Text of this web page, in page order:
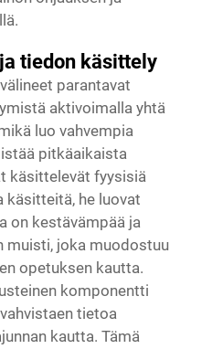
tiedon käsittely
parantavat
aktivoimalla yhtä
luo vahvempia
pitkäaikaista
käsittelevät fyysisiä
käsitteitä, he luovat
on kestävämpää ja
muisti, joka muodostuu
opetuksen kautta.
komponentti
tietoa
kautta. Tämä